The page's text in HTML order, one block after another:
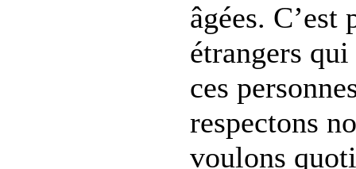
âgées. C’est
étrangers
ces
respectons
voulons